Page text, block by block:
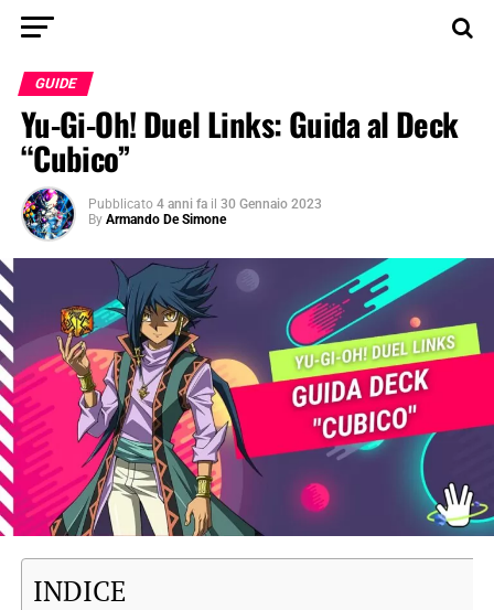
GUIDE
Yu-Gi-Oh! Duel Links: Guida al Deck
“Cubico”
Pubblicato 4 anni fa il 30 Gennaio 2023
By Armando De Simone
INDICE